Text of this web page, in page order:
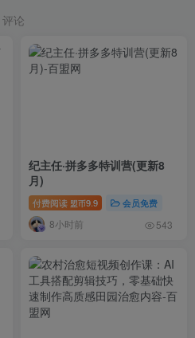
评论
纪主任·拼多多特训营(更新8
月)
付费阅读 盟币9.9 会员免费
8小时前 543